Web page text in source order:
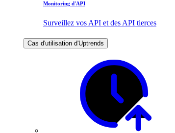
Monitoring d'API
Surveillez vos API et des API tierces
Cas d'utilisation d'Uptrends